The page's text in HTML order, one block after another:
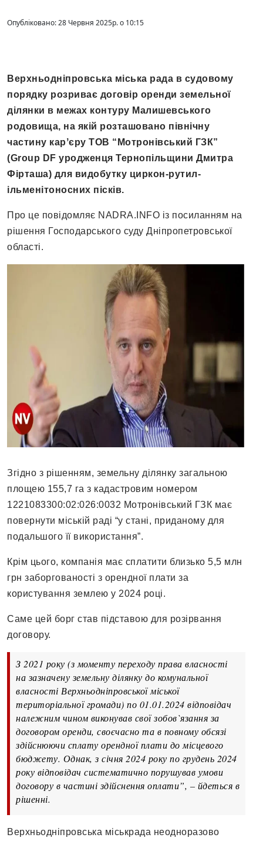
Опубліковано: 28 Червня 2025р. о 10:15
Верхньодніпровська міська рада в судовому
порядку розриває договір оренди земельної
ділянки в межах контуру Малишевського
родовища, на якій розташовано північну
частину карʼєру ТОВ “Мотронівський ГЗК”
(Group DF уродженця Тернопільщини Дмитра
Фірташа) для видобутку циркон-рутил-
ільменітоносних пісків.
Про це повідомляє NADRA.INFO із посиланням на
рішення Господарського суду Дніпропетровської
області.
Згідно з рішенням, земельну ділянку загальною
площею 155,7 га з кадастровим номером
1221083300:02:026:0032 Мотронівський ГЗК має
повернути міській раді “у стані, приданому для
подальшого її використання”.
Крім цього, компанія має сплатити близько 5,5 млн
грн заборгованості з орендної плати за
користування землею у 2024 році.
Саме цей борг став підставою для розірвання
договору.
З 2021 року (з моменту переходу права власності
на зазначену земельну ділянку до комунальної
власності Верхньодніпровської міської
територіальної громади) по 01.01.2024 відповідач
належним чином виконував свої зобов`язання за
договором оренди, своєчасно та в повному обсязі
здійснюючи сплату орендної плати до місцевого
бюджету. Однак, з січня 2024 року по грудень 2024
року відповідач систематично порушував умови
договору в частині здійснення оплати”, – йдеться в
рішенні.
Верхньодніпровська міськрада неодноразово